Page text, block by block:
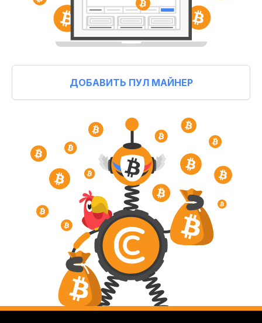
ДОБАВИТЬ ПУЛ МАЙНЕР